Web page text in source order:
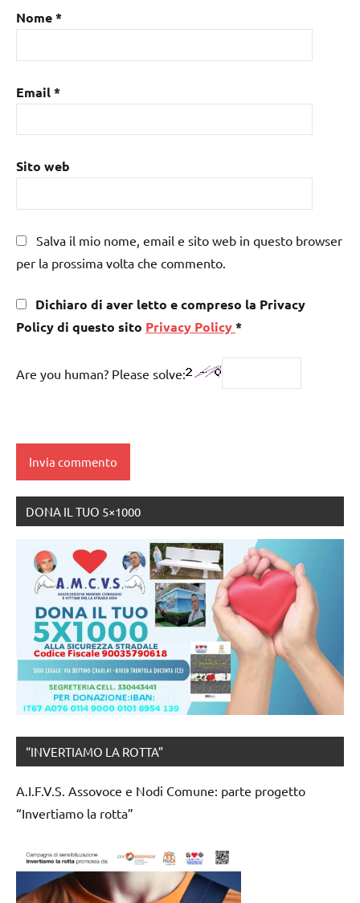
Nome*
Email*
Sito web
Salva il mio nome, email e sito web in questo browser
per la prossima volta che commento.
Dichiaro di aver letto e compreso la Privacy
Policy di questo sito Privacy Policy*
Are you human? Please solve:
DONA IL TUO 5×1000
“INVERTIAMO LA ROTTA”
A.I.F.V.S. Assovoce e Nodi Comune: parte progetto
“Invertiamo la rotta”